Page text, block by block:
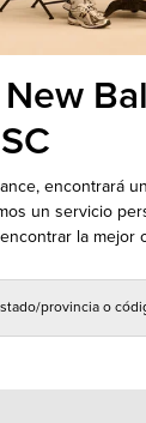
encontrará
un servicio
la mejor